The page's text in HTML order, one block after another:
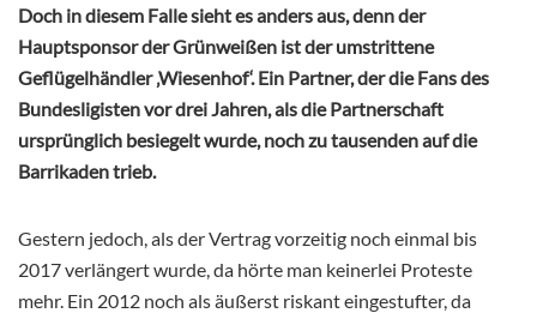
Doch in diesem Falle sieht es anders aus, denn der
Hauptsponsor der Grünweißen ist der umstrittene
Geflügelhändler ‚Wiesenhof‘. Ein Partner, der die Fans des
Bundesligisten vor drei Jahren, als die Partnerschaft
ursprünglich besiegelt wurde, noch zu tausenden auf die
Barrikaden trieb.
Gestern jedoch, als der Vertrag vorzeitig noch einmal bis
2017 verlängert wurde, da hörte man keinerlei Proteste
mehr. Ein 2012 noch als äußerst riskant eingestufter, da